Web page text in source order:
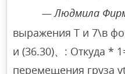
Людмила
выражения T и 7\в
и (36.30)、: Откуда *
перемещения груза